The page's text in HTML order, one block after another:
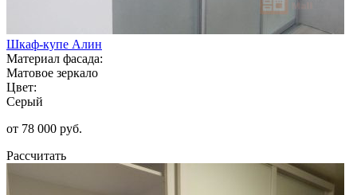
Шкаф-купе Алин
Материал фасада:
Матовое зеркало
Цвет:
Серый
от 78 000 руб.
Рассчитать